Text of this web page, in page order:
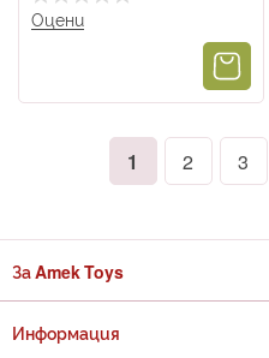
Оцени
В
страница
1 Страница
2 3
За Amek Toys
Информация